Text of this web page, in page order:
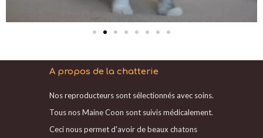
A propos de la chatterie
Nos reproducteurs sont sélectionnés avec soins.
Tous nos Maine Coon sont suivis médicalement.
Ceci nous permet d'avoir de beaux chatons